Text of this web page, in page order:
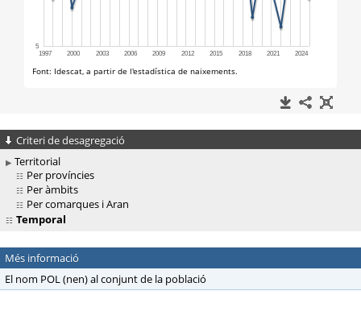
Criteri de desagregació
Territorial
Per províncies
Per àmbits
Per comarques i Aran
Temporal
Més informació
El nom POL (nen) al conjunt de la població